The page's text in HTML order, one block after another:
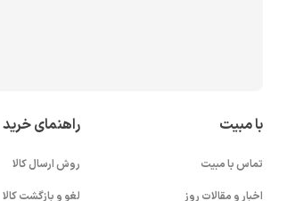
با مبیت
تماس با مبیت
اخبار و مقالات روز
راهنمای خرید
روش ارسال کالا
لغو و بازگشت کالا